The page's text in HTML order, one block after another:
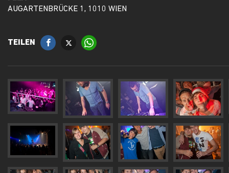
AUGARTENBRÜCKE 1, 1010 WIEN
TEILEN